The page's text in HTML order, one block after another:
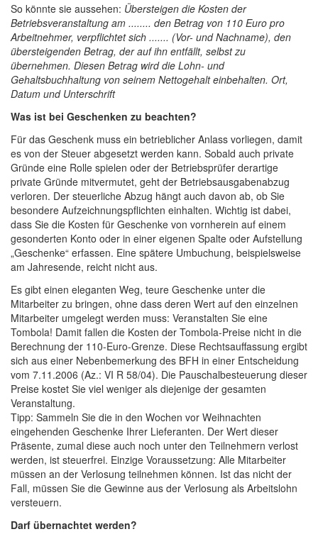
So könnte sie aussehen: Übersteigen die Kosten der
Betriebsveranstaltung am ........ den Betrag von 110 Euro pro
Arbeitnehmer, verpflichtet sich ....... (Vor- und Nachname), den
übersteigenden Betrag, der auf ihn entfällt, selbst zu
übernehmen. Diesen Betrag wird die Lohn- und
Gehaltsbuchhaltung von seinem Nettogehalt einbehalten. Ort,
Datum und Unterschrift
Was ist bei Geschenken zu beachten?
Für das Geschenk muss ein betrieblicher Anlass vorliegen, damit
es von der Steuer abgesetzt werden kann. Sobald auch private
Gründe eine Rolle spielen oder der Betriebsprüfer derartige
private Gründe mitvermutet, geht der Betriebsausgabenabzug
verloren. Der steuerliche Abzug hängt auch davon ab, ob Sie
besondere Aufzeichnungspflichten einhalten. Wichtig ist dabei,
dass Sie die Kosten für Geschenke von vornherein auf einem
gesonderten Konto oder in einer eigenen Spalte oder Aufstellung
„Geschenke“ erfassen. Eine spätere Umbuchung, beispielsweise
am Jahresende, reicht nicht aus.
Es gibt einen eleganten Weg, teure Geschenke unter die
Mitarbeiter zu bringen, ohne dass deren Wert auf den einzelnen
Mitarbeiter umgelegt werden muss: Veranstalten Sie eine
Tombola! Damit fallen die Kosten der Tombola-Preise nicht in die
Berechnung der 110-Euro-Grenze. Diese Rechtsauffassung ergibt
sich aus einer Nebenbemerkung des BFH in einer Entscheidung
vom 7.11.2006 (Az.: VI R 58/04). Die Pauschalbesteuerung dieser
Preise kostet Sie viel weniger als diejenige der gesamten
Veranstaltung.
Tipp: Sammeln Sie die in den Wochen vor Weihnachten
eingehenden Geschenke Ihrer Lieferanten. Der Wert dieser
Präsente, zumal diese auch noch unter den Teilnehmern verlost
werden, ist steuerfrei. Einzige Voraussetzung: Alle Mitarbeiter
müssen an der Verlosung teilnehmen können. Ist das nicht der
Fall, müssen Sie die Gewinne aus der Verlosung als Arbeitslohn
versteuern.
Darf übernachtet werden?